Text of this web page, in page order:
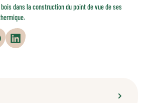
bois dans la construction du point de vue de ses
Partager sur LinkedIn